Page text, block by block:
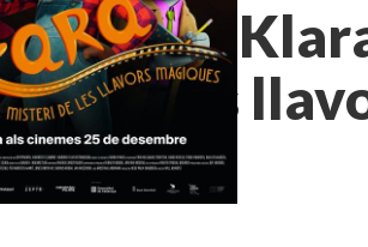
La
les